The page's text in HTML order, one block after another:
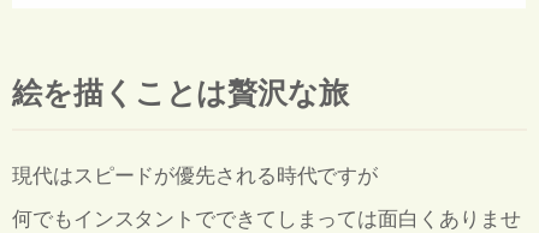
絵を描くことは贅沢な旅
現代はスピードが優先される時代ですが
何でもインスタントでできてしまっては面白くありませ